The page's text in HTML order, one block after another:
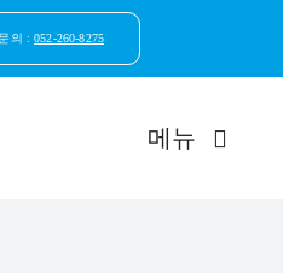
의 :052-260-8275
메뉴